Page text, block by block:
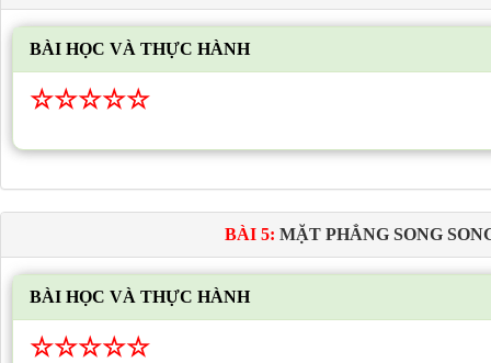
BÀI HỌC VÀ THỰC HÀNH
☆☆☆☆☆
BÀI 5: MẶT PHẲNG SONG
BÀI HỌC VÀ THỰC HÀNH
☆☆☆☆☆